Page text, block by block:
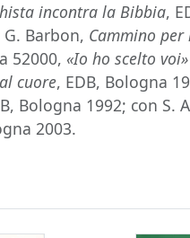
incontra la Bibbia,
Barbon, Cammino per
52000, «Io ho scelto voi»
cuore, EDB, Bologna
Bologna 1992; con S.
2003.